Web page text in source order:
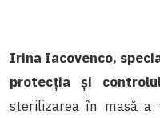
Irina Iacovenco,
protecția și
sterilizarea în masă